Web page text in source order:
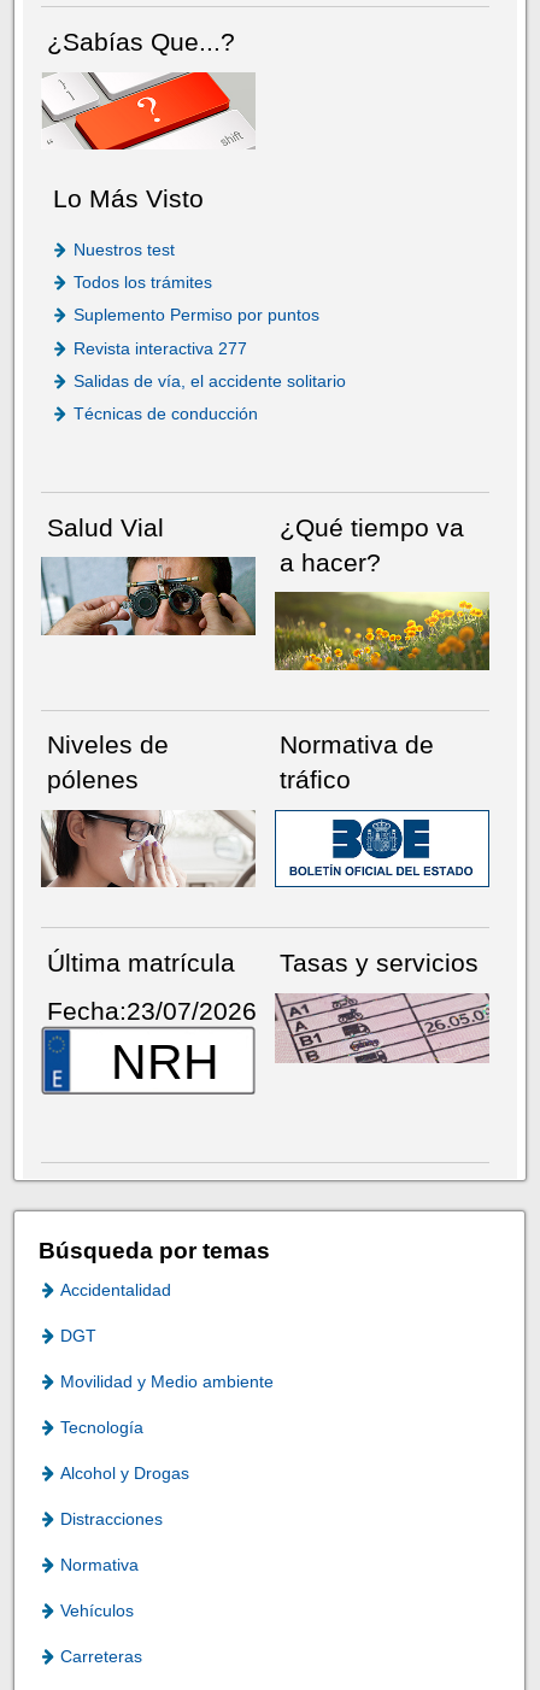
¿Sabías Que...?
Lo Más Visto
Nuestros test
Todos los trámites
Suplemento Permiso por puntos
Revista interactiva 277
Salidas de vía, el accidente solitario
Técnicas de conducción
Salud Vial
¿Qué tiempo va
a hacer?
Niveles de
pólenes
Normativa de
tráfico
Última matrícula
Fecha:23/07/2026
NRH
Tasas y servicios
Búsqueda por temas
Accidentalidad
DGT
Movilidad y Medio ambiente
Tecnología
Alcohol y Drogas
Distracciones
Normativa
Vehículos
Carreteras